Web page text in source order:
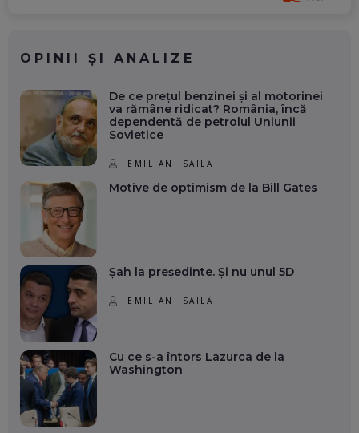
OPINII ȘI ANALIZE
De ce prețul benzinei și al motorinei
va rămâne ridicat? România, încă
dependentă de petrolul Uniunii
Sovietice
EMILIAN ISAILĂ
Motive de optimism de la Bill Gates
Șah la președinte. Și nu unul 5D
EMILIAN ISAILĂ
Cu ce s-a întors Lazurca de la
Washington